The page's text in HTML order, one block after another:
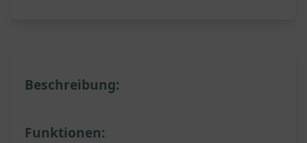
Beschreibung:
Funktionen: